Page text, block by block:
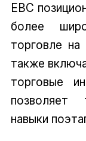
EBC
более
торговле
также
торговые
позволяет
навыки